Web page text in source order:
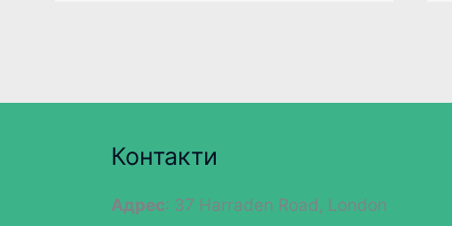
Контакти
Адрес: 37 Harraden Road, London